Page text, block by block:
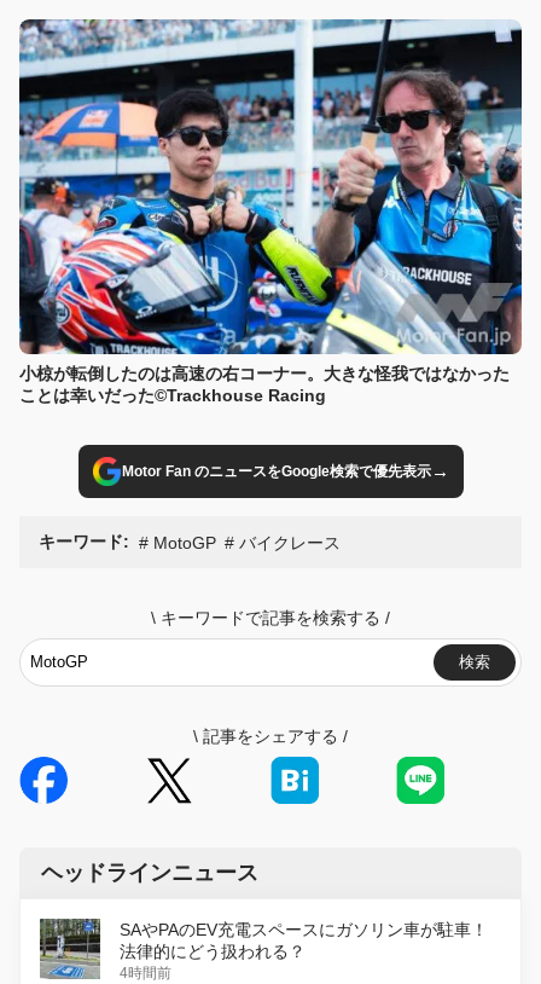
小椋が転倒したのは高速の右コーナー。大きな怪我ではなかった
ことは幸いだった©Trackhouse Racing
Motor Fan のニュースをGoogle検索で優先表示→
キーワード: MotoGP バイクレース
\ キーワードで記事を検索する /
検索
\ 記事をシェアする /
ヘッドラインニュース
SAやPAのEV充電スペースにガソリン車が駐車！
法律的にどう扱われる？
4時間前